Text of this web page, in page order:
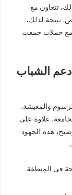
تتعاون مع
نتيجة لذلك،
مع حملات جمعت
دعم الشباب
والمعيشة.
علاوة على
هذه الجهود
حتى 2025: أكثر من 2000 منحة في المنطقة